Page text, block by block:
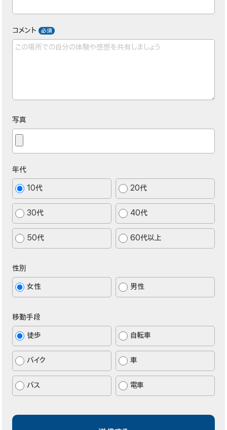
コメント
写真
年代
10代
20代
30代 40代
50代 60代以上
性別
女性
男性
移動手段
徒歩
自転車
バイク 車
バス 電車